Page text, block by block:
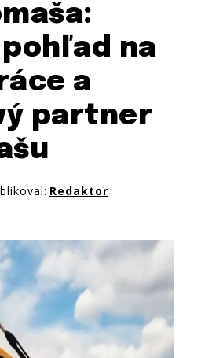
na
a
partner
Redaktor